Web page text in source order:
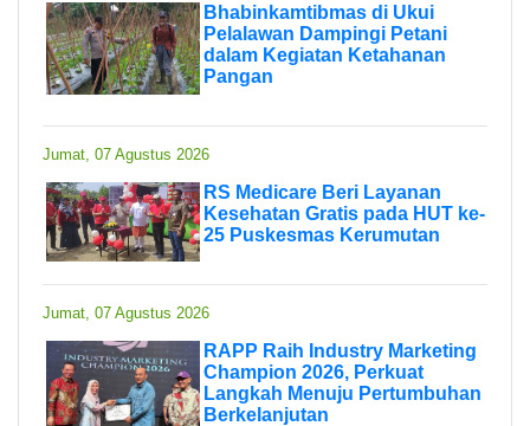
Bhabinkamtibmas di Ukui
Pelalawan Dampingi Petani
dalam Kegiatan Ketahanan
Pangan
Jumat, 07 Agustus 2026
RS Medicare Beri Layanan
Kesehatan Gratis pada HUT ke-
25 Puskesmas Kerumutan
Jumat, 07 Agustus 2026
RAPP Raih Industry Marketing
Champion 2026, Perkuat
Langkah Menuju Pertumbuhan
Berkelanjutan